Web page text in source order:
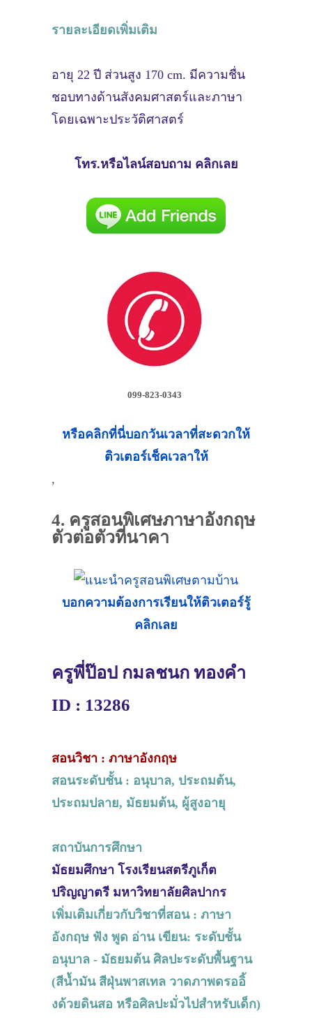
รายละเอียดเพิ่มเติม
อายุ 22 ปี ส่วนสูง 170 cm. มีความชื่น
ชอบทางด้านสังคมศาสตร์และภาษา
โดยเฉพาะประวัติศาสตร์
โทร.หรือไลน์สอบถาม คลิกเลย
099-823-0343
หรือคลิกที่นี่บอกวันเวลาที่สะดวกให้
ติวเตอร์เช็คเวลาให้
,
4. ครูสอนพิเศษภาษาอังกฤษ
ตัวต่อตัวที่นาคา
บอกความต้องการเรียนให้ติวเตอร์รู้
คลิกเลย
ครูพี่ป๊อป กมลชนก ทองคำ
ID : 13286
สอนวิชา : ภาษาอังกฤษ
สอนระดับชั้น : อนุบาล, ประถมต้น,
ประถมปลาย, มัธยมต้น, ผู้สูงอายุ
สถาบันการศึกษา
มัธยมศึกษา โรงเรียนสตรีภูเก็ต
ปริญญาตรี มหาวิทยาลัยศิลปากร
เพิ่มเติมเกี่ยวกับวิชาที่สอน : ภาษา
อังกฤษ ฟัง พูด อ่าน เขียน: ระดับชั้น
อนุบาล - มัธยมต้น ศิลปะระดับพื้นฐาน
(สีน้ำมัน สีฝุ่นพาสเทล วาดภาพดรออิ้
งด้วยดินสอ หรือศิลปะมั่วไปสำหรับเด็ก)